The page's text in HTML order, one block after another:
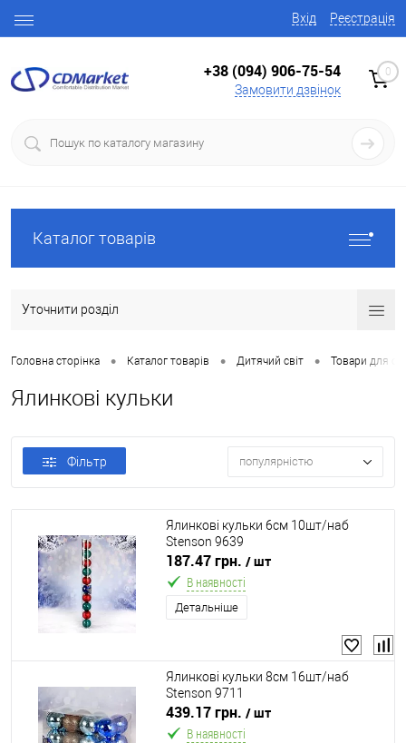
Вхід Реєстрація
+38 (094) 906-75-54
Замовити дзвінок
0
Каталог товарів
Уточнити розділ
Головна сторінка • Каталог товарів • Дитячий світ • Товари для
Ялинкові кульки
Фільтр популярністю
Ялинкові кульки 6см 10шт/наб
Stenson 9639
187.47 грн. / шт
В наявності
Детальніше
Ялинкові кульки 8см 16шт/наб
Stenson 9711
439.17 грн. / шт
В наявності